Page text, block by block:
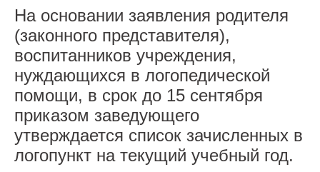
На основании заявления родителя
(законного представителя),
воспитанников учреждения,
нуждающихся в логопедической
помощи, в срок до 15 сентября
приказом заведующего
утверждается список зачисленных в
логопункт на текущий учебный год.